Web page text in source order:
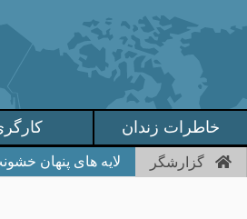
خاطرات زندان
گزارشگر لایه های پنهان